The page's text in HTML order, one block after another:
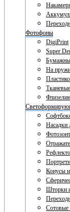
Фотофоны
DigiPrint
Super
На
Насадки
Конусы и
Шторки
Сотовые